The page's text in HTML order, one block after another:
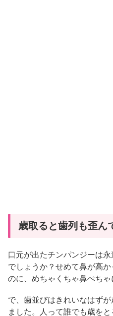
歳取ると歯列も歪ん
口元が出たチンパンジーは
でしょうか？せめて鼻が高
のに、めちゃくちゃ鼻ぺちゃ
で、歯並びはきれいなはず
ました。人って誰でも歳を